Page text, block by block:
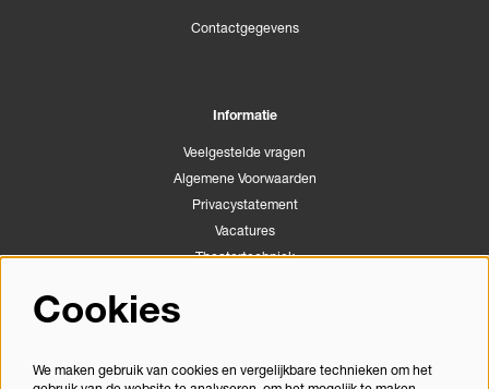
Contactgegevens
Informatie
Veelgestelde vragen
Algemene Voorwaarden
Privacystatement
Vacatures
Theatertechniek
Congrescentrum Orpheus
Cookies
We maken gebruik van cookies en vergelijkbare technieken om het